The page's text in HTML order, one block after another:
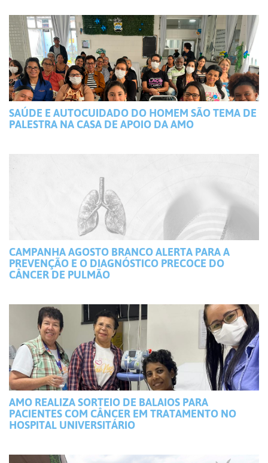
SAÚDE E AUTOCUIDADO DO HOMEM SÃO TEMA DE
PALESTRA NA CASA DE APOIO DA AMO
CAMPANHA AGOSTO BRANCO ALERTA PARA A
PREVENÇÃO E O DIAGNÓSTICO PRECOCE DO
CÂNCER DE PULMÃO
AMO REALIZA SORTEIO DE BALAIOS PARA
PACIENTES COM CÂNCER EM TRATAMENTO NO
HOSPITAL UNIVERSITÁRIO